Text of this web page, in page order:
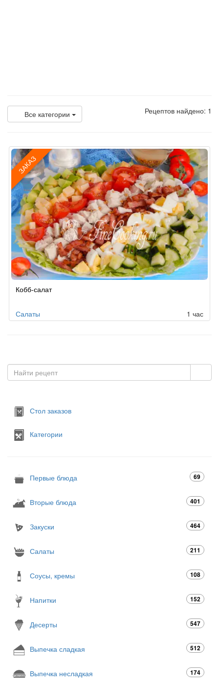
Все категории Рецептов найдено: 1
ЗАКАЗ
поКобб-салат
Салаты 1 час
Стол заказов
Категории
Первые блюда 69
Вторые блюда 401
Закуски 464
Салаты 211
Соусы, кремы 108
Напитки 152
Десерты 547
Выпечка сладкая 512
Выпечка несладкая 174